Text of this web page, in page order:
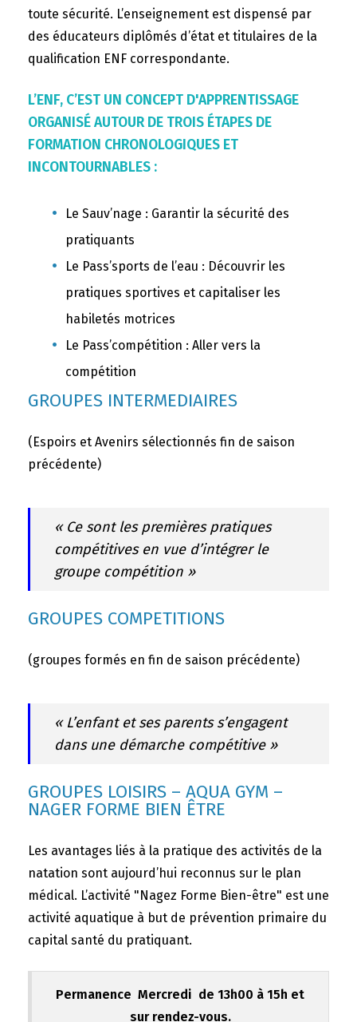
toute sécurité. L’enseignement est dispensé par
des éducateurs diplômés d’état et titulaires de la
qualification ENF correspondante.
L’ENF, C’EST UN CONCEPT D'APPRENTISSAGE
ORGANISÉ AUTOUR DE TROIS ÉTAPES DE
FORMATION CHRONOLOGIQUES ET
INCONTOURNABLES :
Le Sauv’nage : Garantir la sécurité des
pratiquants
Le Pass’sports de l’eau : Découvrir les
pratiques sportives et capitaliser les
habiletés motrices
Le Pass’compétition : Aller vers la
compétition
GROUPES INTERMEDIAIRES
(Espoirs et Avenirs sélectionnés fin de saison
précédente)
« Ce sont les premières pratiques
compétitives en vue d’intégrer le
groupe compétition »
GROUPES COMPETITIONS
(groupes formés en fin de saison précédente)
« L’enfant et ses parents s’engagent
dans une démarche compétitive »
GROUPES LOISIRS – AQUA GYM –
NAGER FORME BIEN ÊTRE
Les avantages liés à la pratique des activités de la
natation sont aujourd’hui reconnus sur le plan
médical. L’activité "Nagez Forme Bien-être" est une
activité aquatique à but de prévention primaire du
capital santé du pratiquant.
Permanence Mercredi de 13h00 à 15h et
sur rendez-vous.